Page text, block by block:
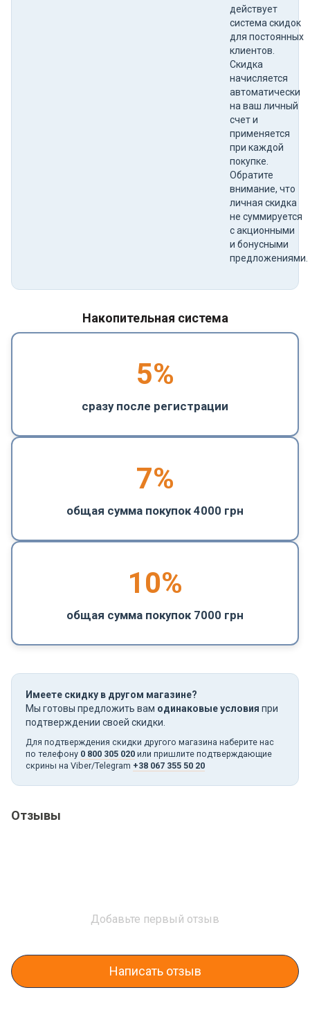
действует
система скидок
для постоянных
клиентов.
Скидка
начисляется
автоматически
на ваш личный
счет и
применяется
при каждой
покупке.
Обратите
внимание, что
личная скидка
не суммируется
с акционными
и бонусными
предложениями.
Накопительная система
5%
сразу после регистрации
7%
общая сумма покупок 4000 грн
10%
общая сумма покупок 7000 грн
Имеете скидку в другом магазине?
Мы готовы предложить вам одинаковые условия при
подтверждении своей скидки.
Для подтверждения скидки другого магазина наберите нас
по телефону 0 800 305 020 или пришлите подтверждающие
скрины на Viber/Telegram +38 067 355 50 20
Отзывы
Добавьте первый отзыв
Написать отзыв